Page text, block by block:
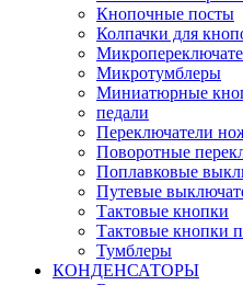
Кнопочные посты
Колпачки для
Микротумблеры
Миниатюрные
педали
Переключатели
Поворотные
Поплавковые
Путевые
Тактовые кнопки
Тактовые кнопки
Тумблеры
КОНДЕНСАТОРЫ